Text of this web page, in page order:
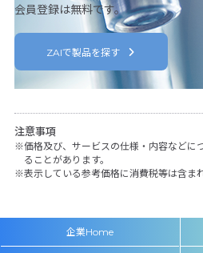
会員登録は無料です。
ZAIで製品を探す
注意事項
価格及び、サービスの仕様・内容などに
ることがあります。
表示している参考価格に消費税等は含ま
企業Home